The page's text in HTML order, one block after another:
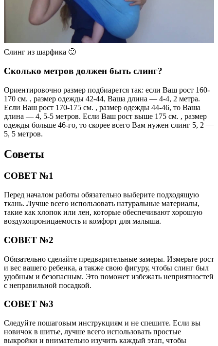
Слинг из шарфика 🙂
Сколько метров должен быть слинг?
Ориентировочно размер подбиарется так: если Ваш рост 160-
170 см. , размер одежды 42-44, Ваша длина — 4-4, 2 метра.
Если Ваш рост 170-175 см. , размер одежды 44-46, то Ваша
длина — 4, 5-5 метров. Если Ваш рост выше 175 см. , размер
одежды больше 46-го, то скорее всего Вам нужен слинг 5, 2 —
5, 5 метров.
Советы
СОВЕТ №1
Перед началом работы обязательно выберите подходящую
ткань. Лучше всего использовать натуральные материалы,
такие как хлопок или лен, которые обеспечивают хорошую
воздухопроницаемость и комфорт для малыша.
СОВЕТ №2
Обязательно сделайте предварительные замеры. Измерьте рост
и вес вашего ребенка, а также свою фигуру, чтобы слинг был
удобным и безопасным. Это поможет избежать неприятностей
с неправильной посадкой.
СОВЕТ №3
Следуйте пошаговым инструкциям и не спешите. Если вы
новичок в шитье, лучше всего использовать простые
выкройки и внимательно изучить каждый этап, чтобы